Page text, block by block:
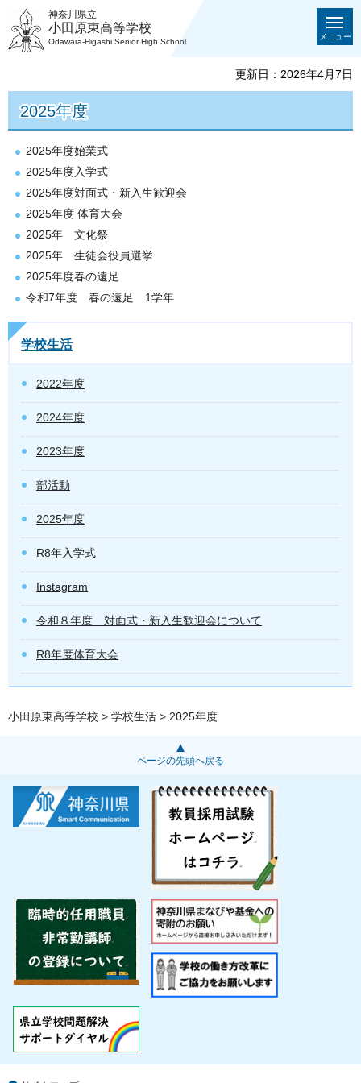
神奈川県立
小田原東高等学校
Odawara-Higashi Senior High School
メニュー
更新日：2026年4月7日
2025年度
2025年度始業式
2025年度入学式
2025年度対面式・新入生歓迎会
2025年度 体育大会
2025年 文化祭
2025年 生徒会役員選挙
2025年度春の遠足
令和7年度 春の遠足 1学年
学校生活
2022年度
2024年度
2023年度
部活動
2025年度
R8年入学式
Instagram
令和８年度 対面式・新入生歓迎会について
R8年度体育大会
小田原東高等学校 > 学校生活 > 2025年度
ページの先頭へ戻る